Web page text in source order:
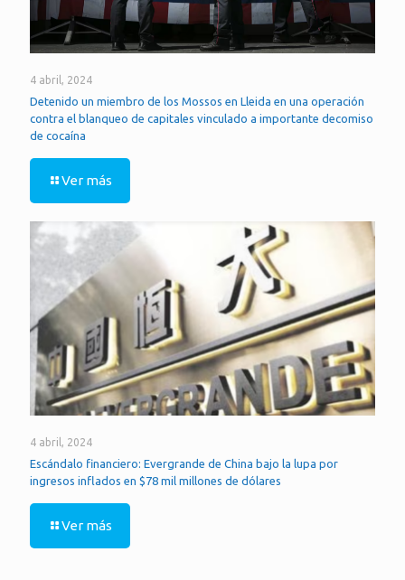
4 abril, 2024
Detenido un miembro de los Mossos en Lleida en una operación
contra el blanqueo de capitales vinculado a importante decomiso
de cocaína
Ver más
4 abril, 2024
Escándalo financiero: Evergrande de China bajo la lupa por
ingresos inflados en $78 mil millones de dólares
Ver más